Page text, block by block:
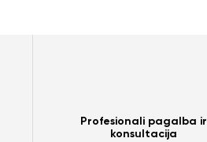
Profesionali pagalba ir
konsultacija